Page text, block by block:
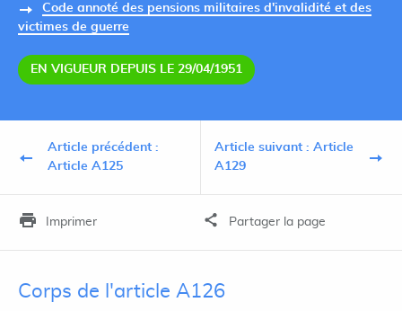
Code annoté des pensions militaires d'invalidité et des
victimes de guerre
EN VIGUEUR DEPUIS LE 29/04/1951
Article précédent :
Article A125
Article suivant : Article
A129
Imprimer Partager la page
Corps de l'article A126